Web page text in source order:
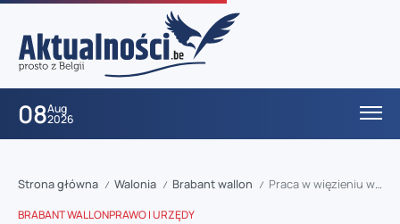
08Aug
2026
Strona główna / Walonia / Brabant wallon / Praca w więzieniu w Ittre wznowiona – powodem napaść na dwoje strażników
BRABANT WALLONPRAWO I URZĘDY